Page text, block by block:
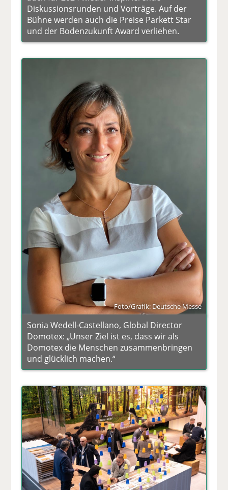
Diskussionsrunden und Vorträge. Auf der
Bühne werden auch die Preise Parkett Star
und der Bodenzukunft Award verliehen.
Foto/Grafik: Deutsche Messe
Sonia Wedell-Castellano, Global Director
Domotex: „Unser Ziel ist es, dass wir als
Domotex die Menschen zusammenbringen
und glücklich machen.“